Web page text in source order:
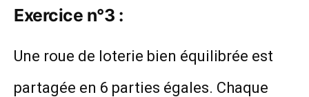
Exercice n°3 :
Une roue de loterie bien équilibrée est
partagée en 6 parties égales. Chaque